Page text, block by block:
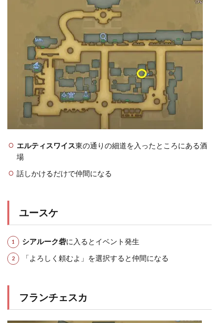
エルティスワイス東の通りの細道を入ったところにある酒
場
話しかけるだけで仲間になる
ユースケ
シアルーク砦に入るとイベント発生
「よろしく頼むよ」を選択すると仲間になる
フランチェスカ